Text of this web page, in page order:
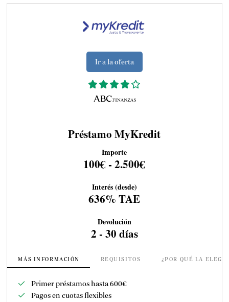
Ir a la oferta
Préstamo MyKredit
Importe
100€ - 2.500€
Interés (desde)
636% TAE
Devolución
2 - 30 días
MÁS INFORMACIÓN REQUISITOS ¿POR QUÉ LA
Primer préstamos hasta 600€
Pagos en cuotas flexibles